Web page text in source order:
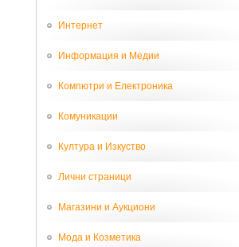
Интернет
Информация и Медии
Компютри и Електроника
Комуникации
Култура и Изкуство
Лични страници
Магазини и Аукциони
Мода и Козметика